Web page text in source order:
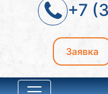
+7
Заявка